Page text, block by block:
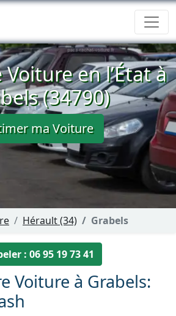
en l’État à
(34790)
ma Voiture
Hérault (34) Grabels
: 06 95 19 73 41
Voiture à Grabels: